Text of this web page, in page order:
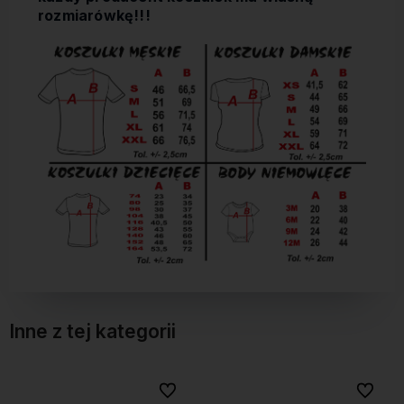
rozmiarówkę!!!
Inne z tej kategorii
Do ulubionych
Do ulubionych Do
Do